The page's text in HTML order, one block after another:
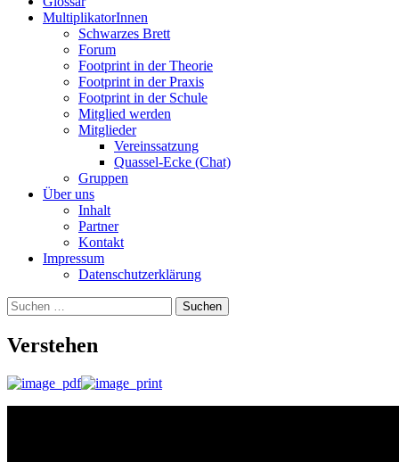
MultiplikatorInnen
Schwarzes Brett
Forum
Footprint in der Theorie
Footprint in der Praxis
Footprint in der Schule
Mitglied werden
Mitglieder
Vereinssatzung
Quassel-Ecke (Chat)
Gruppen
Über uns
Inhalt
Partner
Kontakt
Impressum
Datenschutzerklärung
Suchen
nach:
Verstehen